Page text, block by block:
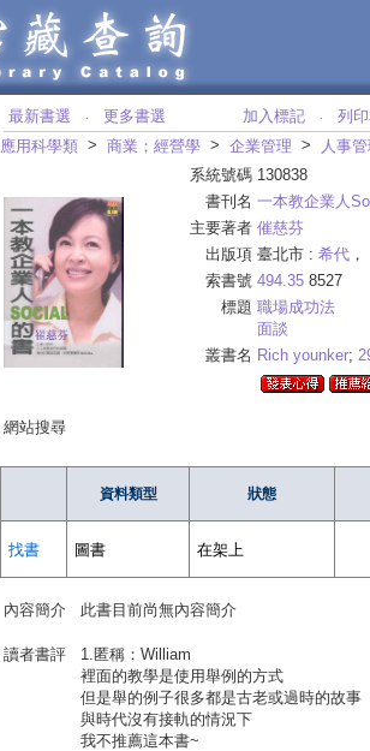
最新書選 ‧ 更多書選 加入標記 ‧
列
應用科學類 > 商業；經營學 > 企業管理 >
人事
系統號碼 130838
書刊名 一本教企業人
主要著者 催慈芬
出版項 臺北市 : 希代
索書號 494.35 8527
標題 職場成功法
面談
叢書名 Rich younker;
網站搜尋
資料類型 狀態
找書 圖書 在架上
內容簡介 此書目前尚無內容簡介
讀者書評
1.匿稱：William
裡面的教學是使用舉例的方式
但是舉的例子很多都是古老或過時的故事
與時代沒有接軌的情況下
我不推薦這本書~